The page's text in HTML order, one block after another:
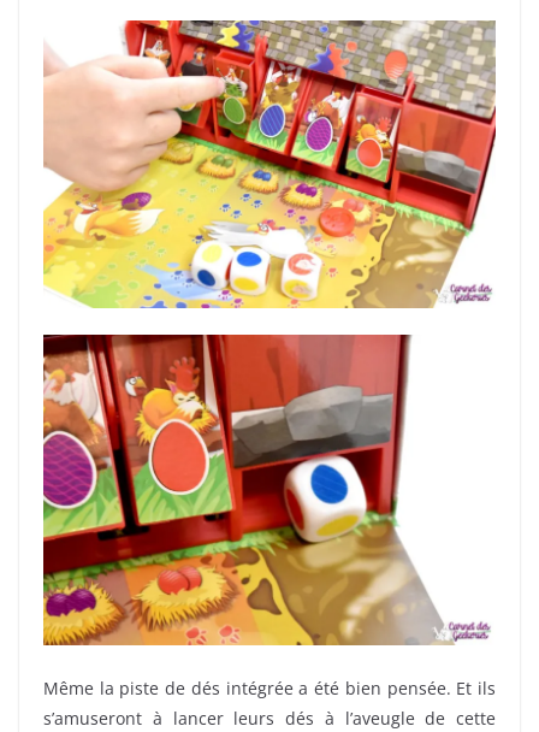
Même la piste de dés intégrée a été bien pensée. Et ils
s’amuseront à lancer leurs dés à l’aveugle de cette